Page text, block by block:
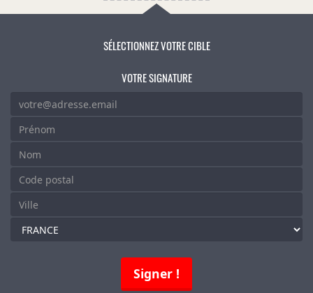
SÉLECTIONNEZ VOTRE CIBLE
VOTRE SIGNATURE
LAISSER CE CHAMP VIDE
Signer !